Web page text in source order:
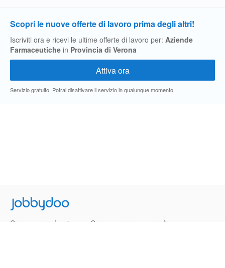
Scopri le nuove offerte di lavoro prima degli altri!
Iscriviti ora e ricevi le ultime offerte di lavoro per: Aziende
Farmaceutiche in Provincia di Verona
Servizio gratuito. Potrai disattivare il servizio in qualunque momento
Jobbydoo
Cerca per professione
Cerca per area geografica